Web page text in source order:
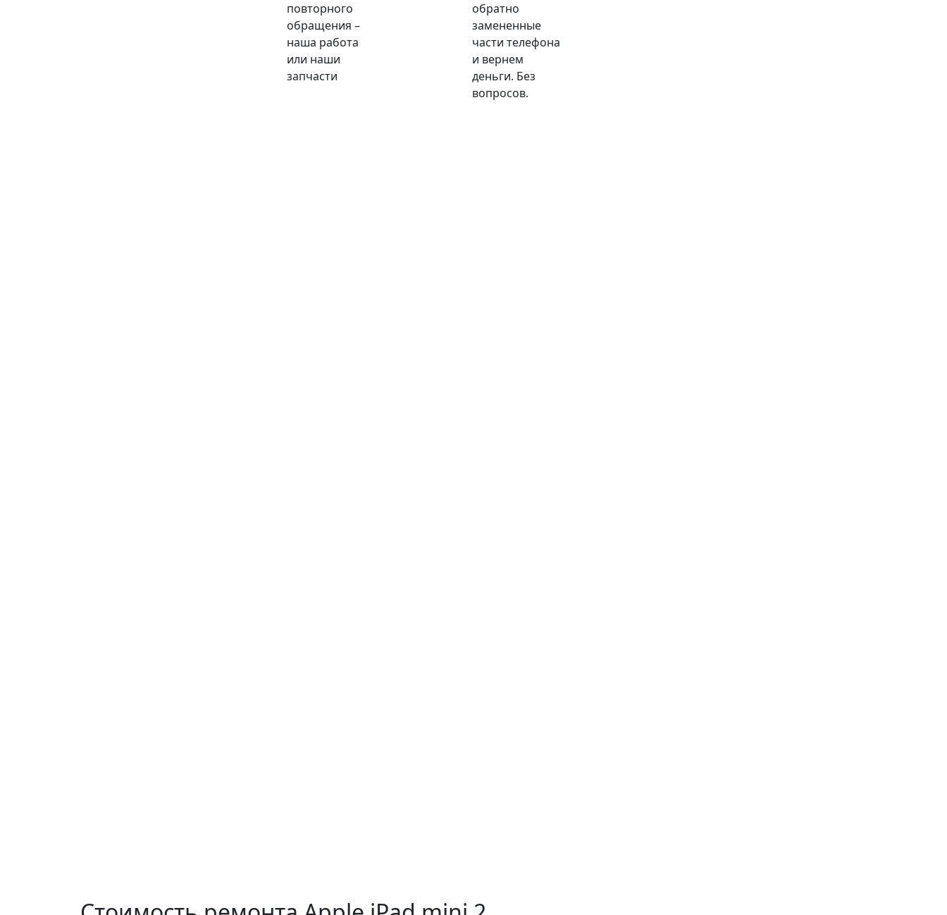
повторного
обращения –
наша работа
или наши
запчасти
обратно
замененные
части телефона
и вернем
деньги. Без
вопросов.